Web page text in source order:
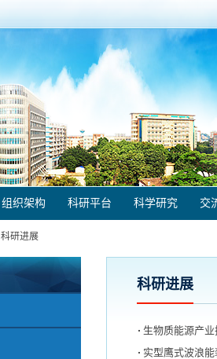
组织架构 科研平台 科学研究 交
科研进展
科研进展
生物质能源产
实型鹰式波浪